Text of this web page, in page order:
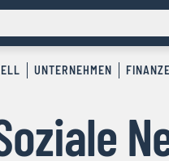
UNTERNEHMEN